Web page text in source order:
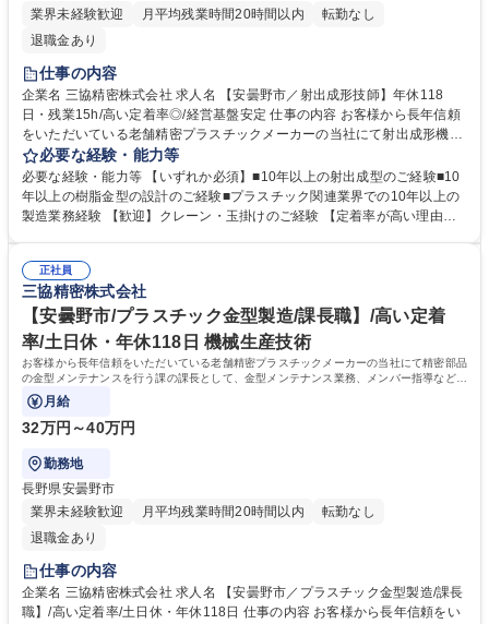
業界未経験歓迎
月平均残業時間20時間以内
転勤なし
退職金あり
仕事の内容
企業名 三協精密株式会社 求人名 【安曇野市／射出成形技師】年休118
日・残業15h/高い定着率◎/経営基盤安定 仕事の内容 お客様から長年信頼
をいただいている老舗精密プラスチックメーカーの当社にて射出成形機の
生産オペレーターをお任せします。クリーンルーム内の作業であり、基本
的に夜勤はありません。 【具体的には】 医療機器のプラスチック部品を
製造する射出成型機のオペレーター業務を行っていただきます。機械の操
作、金型の取り付け・交換、それぞれが常に正常な状態になっているかの
業15h/高い定着率◎/経営基盤安定
必要な経験・能力等
必要な経験・能力等 【いずれか必須】■10年以上の射出成型のご経験■10
年以上の樹脂金型の設計のご経験■プラスチック関連業界での10年以上の
製造業務経験 【歓迎】クレーン・玉掛けのご経験 【定着率が高い理由】
■医療機器部品を扱うためクリーンルーム完備。競合は少なく、品質保証
面でも優位性があります。また温度・湿度一定の環境で勤務できます。 ■
毎週水曜日のノー残業デー等、ワークライフバランスにも力を入れていま
す。 学歴・資格 学歴：大学院 大学 高専 短大 専修学校 高校 語学力： 資
格：
正社員
三協精密株式会社
【安曇野市/プラスチック金型製造/課長職】/高い定着
率/土日休・年休118日 機械生産技術
お客様から長年信頼をいただいている老舗精密プラスチックメーカーの当社にて精密部品
の金型メンテナンスを行う課の課長として、金型メンテナンス業務、メンバー指導などの
マネジメント業務をお任せします。
月給
32万円～40万円
勤務地
長野県安曇野市
業界未経験歓迎
月平均残業時間20時間以内
転勤なし
退職金あり
仕事の内容
企業名 三協精密株式会社 求人名 【安曇野市／プラスチック金型製造/課長
職】/高い定着率/土日休・年休118日 仕事の内容 お客様から長年信頼をい